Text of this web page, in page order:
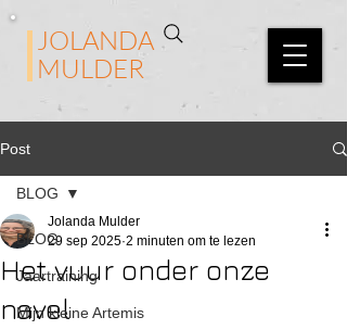
JOLANDA
MULDER
Post
BLOG
Jaartraining
Mijn kleine Artemis
BLOG
Het vuur onder onze
navel
Jolanda Mulder
29 sep 2025 2 minuten om te lezen